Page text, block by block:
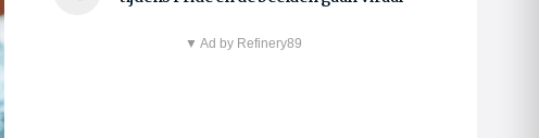
▼ Ad by Refinery89